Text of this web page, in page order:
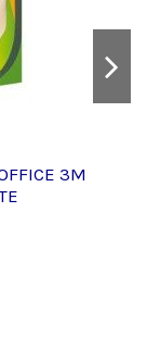
3M